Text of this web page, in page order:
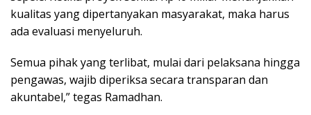
kualitas yang dipertanyakan masyarakat, maka harus
ada evaluasi menyeluruh.
Semua pihak yang terlibat, mulai dari pelaksana hingga
pengawas, wajib diperiksa secara transparan dan
akuntabel,” tegas Ramadhan.